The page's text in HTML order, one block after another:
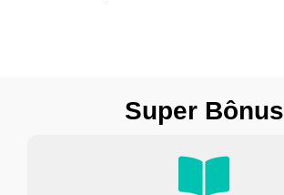
Super Bônus